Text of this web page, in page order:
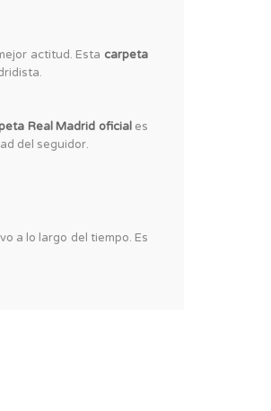
actitud. Esta carpeta
Real Madrid oficiales
del seguidor.
a lo largo del tiempo. Es